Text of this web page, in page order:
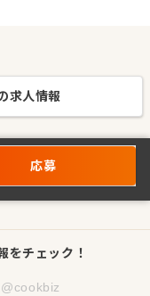
求人情報
応募
をチェック！
@cookbiz